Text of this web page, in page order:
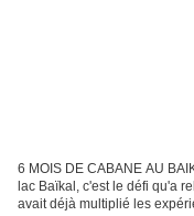
6 MOIS DE CABANE AU
lac Baïkal, c'est le défi qu'a
avait déjà multiplié les